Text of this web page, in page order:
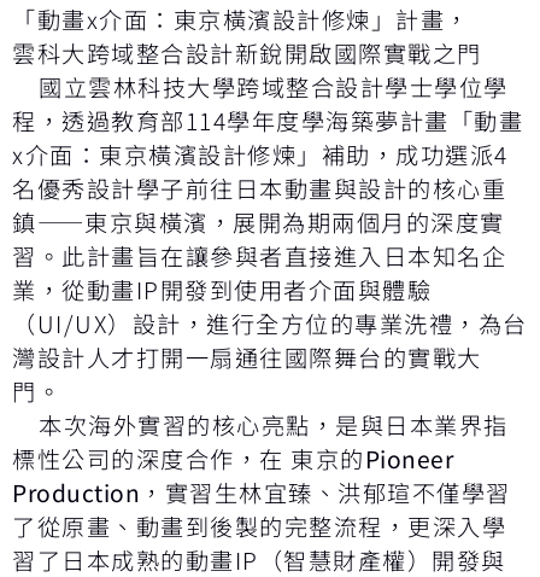
「動畫x介面：東京橫濱設計修煉」計畫，
雲科大跨域整合設計新銳開啟國際實戰之門
國立雲林科技大學跨域整合設計學士學位學
程，透過教育部114學年度學海築夢計畫「動畫
x介面：東京橫濱設計修煉」補助，成功選派4
名優秀設計學子前往日本動畫與設計的核心重
鎮——東京與橫濱，展開為期兩個月的深度實
習。此計畫旨在讓參與者直接進入日本知名企
業，從動畫IP開發到使用者介面與體驗
（UI/UX）設計，進行全方位的專業洗禮，為台
灣設計人才打開一扇通往國際舞台的實戰大
門。
本次海外實習的核心亮點，是與日本業界指
標性公司的深度合作，在 東京的Pioneer
Production ，實習生林宜臻、洪郁瑄不僅學習
了從原畫、動畫到後製的完整流程，更深入學
習了日本成熟的動畫IP（智慧財產權）開發與